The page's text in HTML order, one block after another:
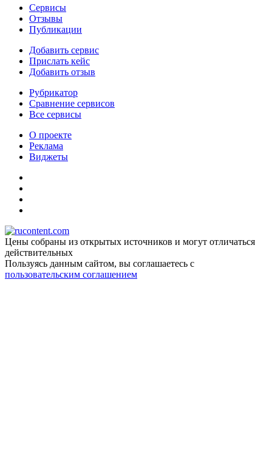
Сервисы
Отзывы
Публикации
Добавить сервис
Прислать кейс
Добавить отзыв
Рубрикатор
Сравнение сервисов
Все сервисы
О проекте
Реклама
Виджеты
Цены собраны из открытых источников и могут отличаться
действительных
Пользуясь данным сайтом, вы соглашаетесь c
пользовательским соглашением